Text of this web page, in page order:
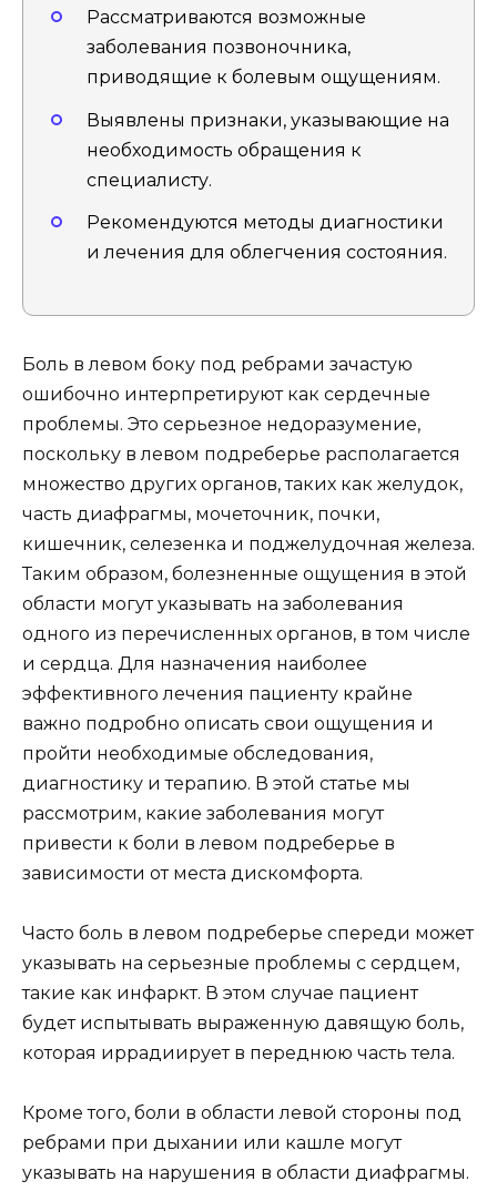
Рассматриваются возможные
заболевания позвоночника,
приводящие к болевым ощущениям.
Выявлены признаки, указывающие на
необходимость обращения к
специалисту.
Рекомендуются методы диагностики
и лечения для облегчения состояния.
Боль в левом боку под ребрами зачастую
ошибочно интерпретируют как сердечные
проблемы. Это серьезное недоразумение,
поскольку в левом подреберье располагается
множество других органов, таких как желудок,
часть диафрагмы, мочеточник, почки,
кишечник, селезенка и поджелудочная железа.
Таким образом, болезненные ощущения в этой
области могут указывать на заболевания
одного из перечисленных органов, в том числе
и сердца. Для назначения наиболее
эффективного лечения пациенту крайне
важно подробно описать свои ощущения и
пройти необходимые обследования,
диагностику и терапию. В этой статье мы
рассмотрим, какие заболевания могут
привести к боли в левом подреберье в
зависимости от места дискомфорта.
Часто боль в левом подреберье спереди может
указывать на серьезные проблемы с сердцем,
такие как инфаркт. В этом случае пациент
будет испытывать выраженную давящую боль,
которая иррадиирует в переднюю часть тела.
Кроме того, боли в области левой стороны под
ребрами при дыхании или кашле могут
указывать на нарушения в области диафрагмы.